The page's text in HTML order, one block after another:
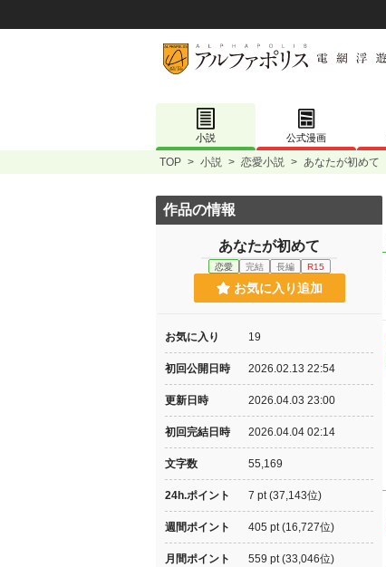
小説 公式漫画
TOP > 小説 > 恋愛小説 > あなたが初めて
作品の情報
あなたが初めて
恋愛 完結 長編 R15
お気に入り追加
お気に入り 19
初回公開日時 2026.02.13 22:54
更新日時 2026.04.03 23:00
初回完結日時 2026.04.04 02:14
文字数 55,169
24h.ポイント 7 pt (37,143位)
週間ポイント 405 pt (16,727位)
月間ポイント 559 pt (33,046位)